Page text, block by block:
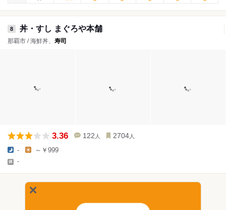
8 丼・すし まぐろや本舗
那覇市 / 海鮮丼、 寿司
3.36 122 人 2704 人
- ～￥999
-